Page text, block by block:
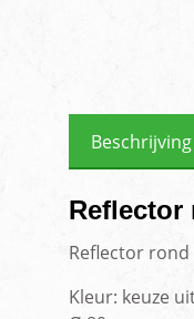
Beschrijving
Reflector
Reflector
Kleur: keuze